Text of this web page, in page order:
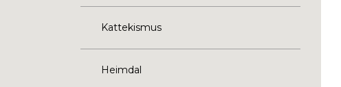
Kattekismus
Heimdal